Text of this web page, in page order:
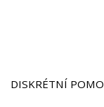
DISKRÉTNÍ